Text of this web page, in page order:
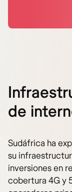
de
Sudáfrica ha
su
inversiones en
cobertura 4G y